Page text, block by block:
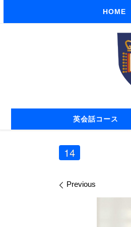
HOME
英会話コース
14
Images navigation
Previous